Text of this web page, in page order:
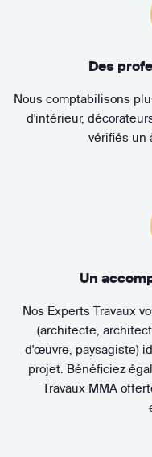
Des
Nous comptabilisons
d'intérieur,
vérifiés un
Un
Nos Experts Travaux
(architecte,
d'œuvre, paysagiste)
projet. Bénéficiez
Travaux MMA